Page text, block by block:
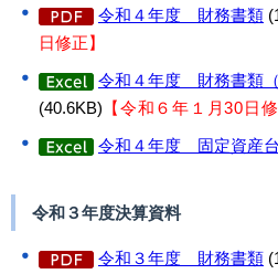
令和４年度 財務書類
日修正】
令和４年度 財務書類（
(40.6KB) 【令和６年１月30日修
令和４年度 固定資産
令和３年度決算資料
令和３年度 財務書類